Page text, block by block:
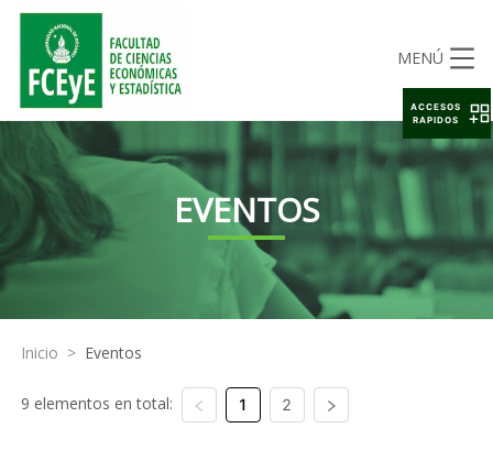
MENÚ
EVENTOS
Inicio > Eventos
9 elementos en total: 1 2
ACCESOS
RAPIDOS